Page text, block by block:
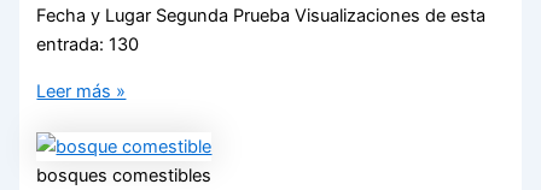
Fecha y Lugar Segunda Prueba Visualizaciones de esta
entrada: 130
Leer más »
bosques comestibles